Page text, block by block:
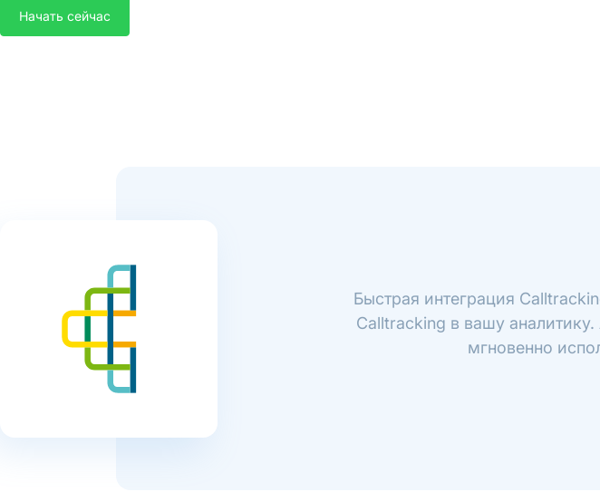
Начать сейчас
Быстрая интеграция
Calltracking в вашу
мгновенно